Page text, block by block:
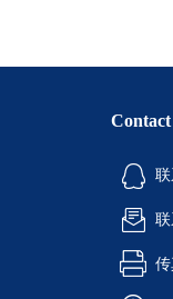
Contact
联
联
传